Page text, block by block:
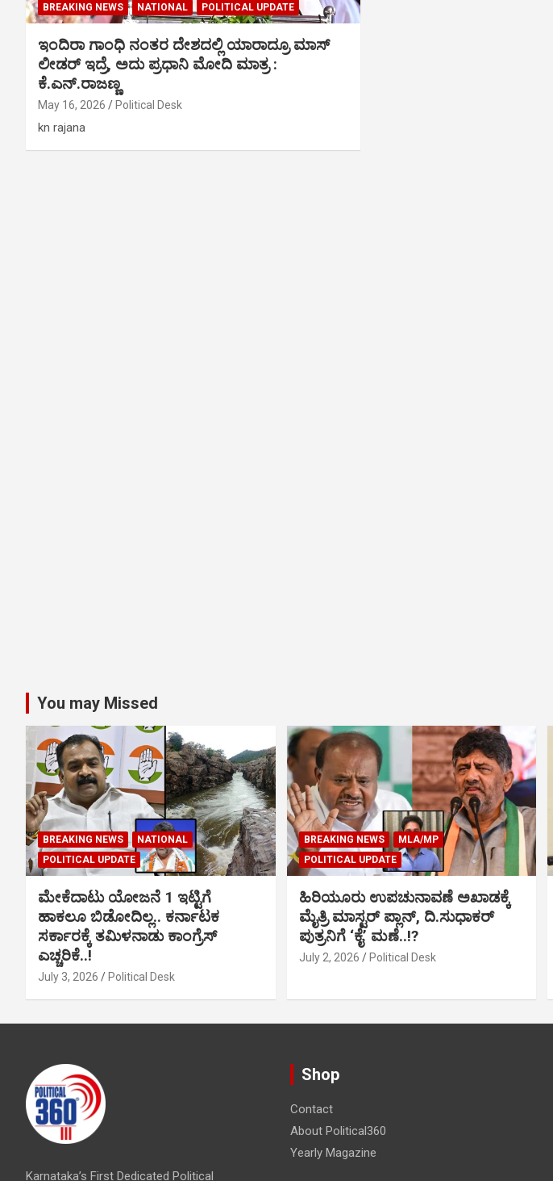
BREAKING NEWS NATIONAL POLITICAL UPDATE
ಇಂದಿರಾ ಗಾಂಧಿ ನಂತರ ದೇಶದಲ್ಲಿ ಯಾರಾದ್ರೂ ಮಾಸ್
ಲೀಡರ್ ಇದ್ರೆ, ಅದು ಪ್ರಧಾನಿ ಮೋದಿ ಮಾತ್ರ :
ಕೆ.ಎನ್.ರಾಜಣ್ಣ
May 16, 2026 Political Desk
kn rajana
You may Missed
BREAKING NEWS
NATIONAL
POLITICAL UPDATE
ಮೇಕೆದಾಟು ಯೋಜನೆ 1 ಇಟ್ಟಿಗೆ
ಹಾಕಲೂ ಬಿಡೋದಿಲ್ಲ.. ಕರ್ನಾಟಕ
ಸರ್ಕಾರಕ್ಕೆ ತಮಿಳನಾಡು ಕಾಂಗ್ರೆಸ್
ಎಚ್ಚರಿಕೆ..!
July 3, 2026 Political Desk
BREAKING NEWS
MLA/MP
POLITICAL UPDATE
ಹಿರಿಯೂರು ಉಪಚುನಾವಣೆ ಅಖಾಡಕ್ಕೆ
ಮೈತ್ರಿ ಮಾಸ್ಟರ್ ಪ್ಲಾನ್, ದಿ.ಸುಧಾಕರ್
ಪುತ್ರನಿಗೆ ‘ಕೈ’ ಮಣೆ..!?
July 2, 2026 Political Desk
Karnataka’s First Dedicated Political
Shop
Contact
About Political360
Yearly Magazine